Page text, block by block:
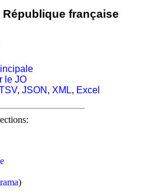
française
le JO
, JSON , XML, Excel
)